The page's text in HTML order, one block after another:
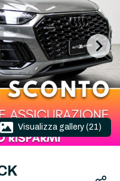
Visualizza gallery (21)